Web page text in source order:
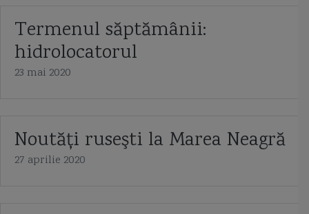
Termenul săptămânii:
hidrolocatorul
23 mai 2020
Noutăţi ruseşti la Marea Neagră
27 aprilie 2020